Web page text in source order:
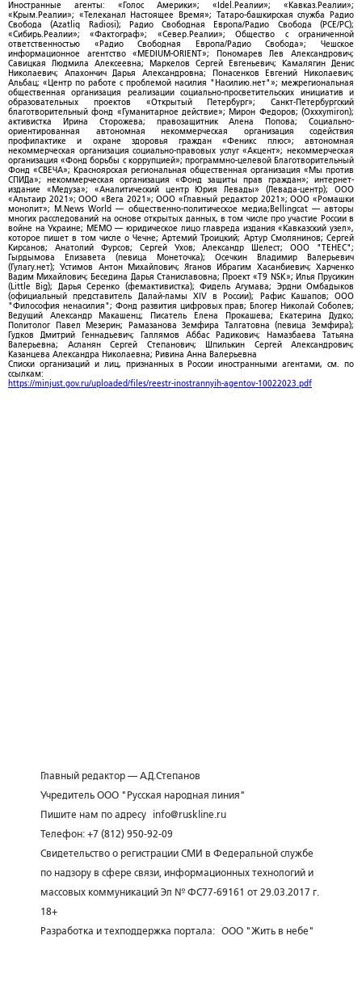
Иностранные агенты: «Голос Америки»; «Idel.Реалии»; «Кавказ.Реалии»;
«Крым.Реалии»; «Телеканал Настоящее Время»; Татаро-башкирская служба Радио
Свобода (Azatliq Radiosi); Радио Свободная Европа/Радио Свобода (PCE/PC);
«Сибирь.Реалии»; «Фактограф»; «Север.Реалии»; Общество с ограниченной
ответственностью «Радио Свободная Европа/Радио Свобода»; Чешское
информационное агентство «MEDIUM-ORIENT»; Пономарев Лев Александрович;
Савицкая Людмила Алексеевна; Маркелов Сергей Евгеньевич; Камалягин Денис
Николаевич; Апахончич Дарья Александровна; Понасенков Евгений Николаевич;
Альбац; «Центр по работе с проблемой насилия "Насилию.нет"»; межрегиональная
общественная организация реализации социально-просветительских инициатив и
образовательных проектов «Открытый Петербург»; Санкт-Петербургский
благотворительный фонд «Гуманитарное действие»; Мирон Федоров; (Oxxxymiron);
активистка Ирина Сторожева; правозащитник Алена Попова; Социально-
ориентированная автономная некоммерческая организация содействия
профилактике и охране здоровья граждан «Феникс плюс»; автономная
некоммерческая организация социально-правовых услуг «Акцент»; некоммерческая
организация «Фонд борьбы с коррупцией»; программно-целевой Благотворительный
Фонд «СВЕЧА»; Красноярская региональная общественная организация «Мы против
СПИДа»; некоммерческая организация «Фонд защиты прав граждан»; интернет-
издание «Медуза»; «Аналитический центр Юрия Левады» (Левада-центр); ООО
«Альтаир 2021»; ООО «Вега 2021»; ООО «Главный редактор 2021»; ООО «Ромашки
монолит»; M.News World — общественно-политическое медиа;Bellingcat — авторы
многих расследований на основе открытых данных, в том числе про участие России в
войне на Украине; МЕМО — юридическое лицо главреда издания «Кавказский узел»,
которое пишет в том числе о Чечне; Артемий Троицкий; Артур Смолянинов; Сергей
Кирсанов; Анатолий Фурсов; Сергей Ухов; Александр Шелест; ООО "ТЕНЕС";
Гырдымова Елизавета (певица Монеточка); Осечкин Владимир Валерьевич
(Гулагу.нет); Устимов Антон Михайлович; Яганов Ибрагим Хасанбиевич; Харченко
Вадим Михайлович; Беседина Дарья Станиславовна; Проект «T9 NSK»; Илья Прусикин
(Little Big); Дарья Серенко (фемактивистка); Фидель Агумава; Эрдни Омбадыков
(официальный представитель Далай-ламы XIV в России); Рафис Кашапов; ООО
"Философия ненасилия"; Фонд развития цифровых прав; Блогер Николай Соболев;
Ведущий Александр Макашенц; Писатель Елена Прокашева; Екатерина Дудко;
Политолог Павел Мезерин; Рамазанова Земфира Талгатовна (певица Земфира);
Гудков Дмитрий Геннадьевич; Галлямов Аббас Радикович; Намазбаева Татьяна
Валерьевна; Асланян Сергей Степанович; Шпилькин Сергей Александрович;
Казанцева Александра Николаевна; Ривина Анна Валерьевна
Списки организаций и лиц, признанных в России иностранными агентами, см. по
ссылкам:
https://minjust.gov.ru/uploaded/files/reestr-inostrannyih-agentov-10022023.pdf
Главный редактор — А.Д.Степанов
Учредитель ООО "Русская народная линия"
Пишите нам по адресу
info@ruskline.ru
Телефон: +7 (812) 950-92-09
Свидетельство о регистрации СМИ в Федеральной службе
по надзору в сфере связи, информационных технологий и
массовых коммуникаций Эл № ФС77-69161 от 29.03.2017 г.
18+
Разработка и техподдержка портала: ООО "Жить в небе"